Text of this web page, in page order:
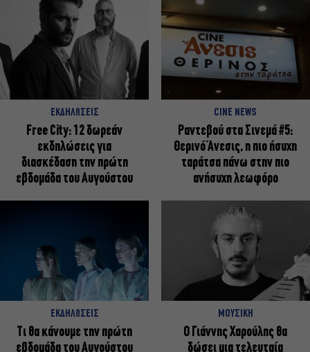
ΕΚΔΗΛΩΣΕΙΣ
Free City: 12 δωρεάν
εκδηλώσεις για
διασκέδαση την πρώτη
εβδομάδα του Αυγούστου
CINE NEWS
Ραντεβού στα Σινεμά #5:
Θερινό Άνεσις, η πιο ήσυχη
ταράτσα πάνω στην πιο
ανήσυχη λεωφόρο
ΕΚΔΗΛΩΣΕΙΣ
Τι θα κάνουμε την πρώτη
εβδομάδα του Αυγούστου
ΜΟΥΣΙΚΗ
Ο Γιάννης Χαρούλης θα
δώσει μια τελευταία